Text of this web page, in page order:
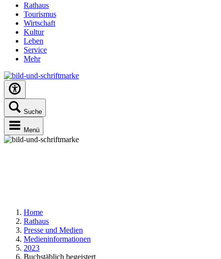
Rathaus
Tourismus
Wirtschaft
Kultur
Leben
Service
Mehr
Suche
Menü
Home
Rathaus
Presse und Medien
Medieninformationen
2023
Buchstäblich begeistert